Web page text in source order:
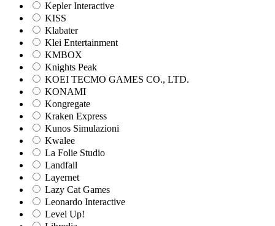
Kepler Interactive
KISS
Klabater
Klei Entertainment
KMBOX
Knights Peak
KOEI TECMO GAMES CO., LTD.
KONAMI
Kongregate
Kraken Express
Kunos Simulazioni
Kwalee
La Folie Studio
Landfall
Layernet
Lazy Cat Games
Leonardo Interactive
Level Up!